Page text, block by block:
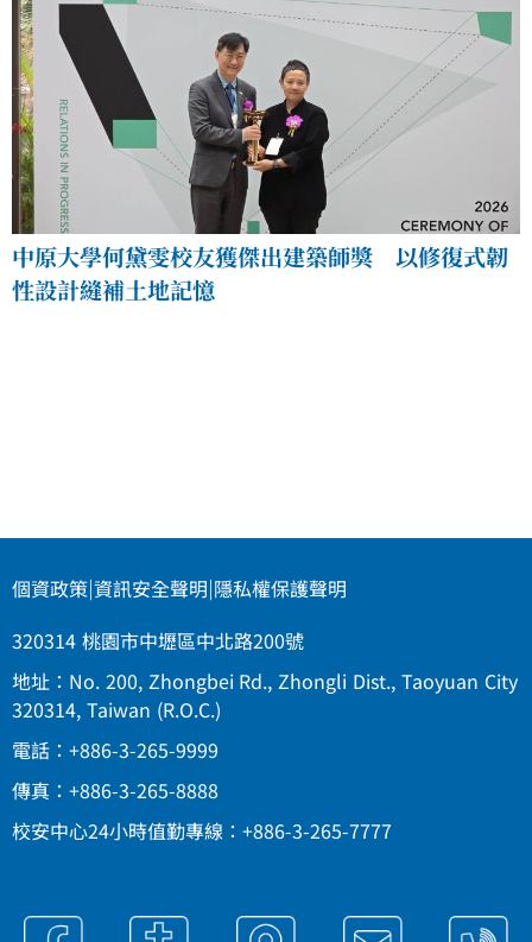
中原大學何黛雯校友獲傑出建築師獎 以修復式韌
性設計縫補土地記憶
個資政策|資訊安全聲明|隱私權保護聲明
320314 桃園市中壢區中北路200號
地址：No. 200, Zhongbei Rd., Zhongli Dist., Taoyuan City
320314, Taiwan (R.O.C.)
電話：+886-3-265-9999
傳真：+886-3-265-8888
校安中心24小時值勤專線：+886-3-265-7777